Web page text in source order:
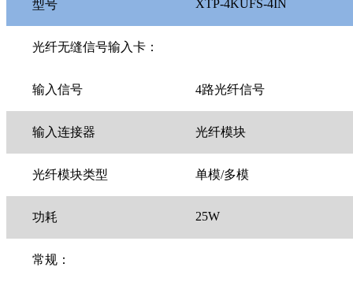
型号 XTP-4KUFS-4IN
光纤无缝信号输入卡：
输入信号 4路光纤信号
输入连接器 光纤模块
光纤模块类型 单模/多模
功耗 25W
常规：